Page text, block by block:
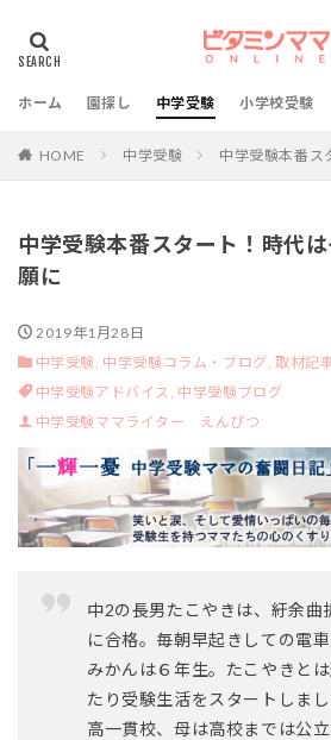
ホーム 園探し 中学受験 小学校受験
HOME 中学受験 中学受験本番ス
中学受験本番スタート！時代
願に
2019年1月28日
中学受験, 中学受験コラム・ブログ, 取材記
中学受験アドバイス, 中学受験ブログ
中学受験ママライター えんぴつ
中2の長男たこやきは、紆余曲
に合格。毎朝早起きしての電車
みかんは６年生。たこやきと
たり受験生活をスタートしま
高一貫校、母は高校までは公立